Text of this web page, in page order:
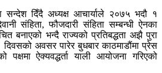
सन्देश दिँदै अध्यक्ष आचार्याले २०७५ भदौ १
संहिता, फौजदारी संहिता सम्बन्धी ऐनका
बनाएको भन्दै राज्यको प्रतिबद्धता अझै पुरा
अवसर पारेर बुधबार काठमाडौंमा प्रेस
पक्षमा ऐक्यवद्धर्ता याली आयोजना गरिएको